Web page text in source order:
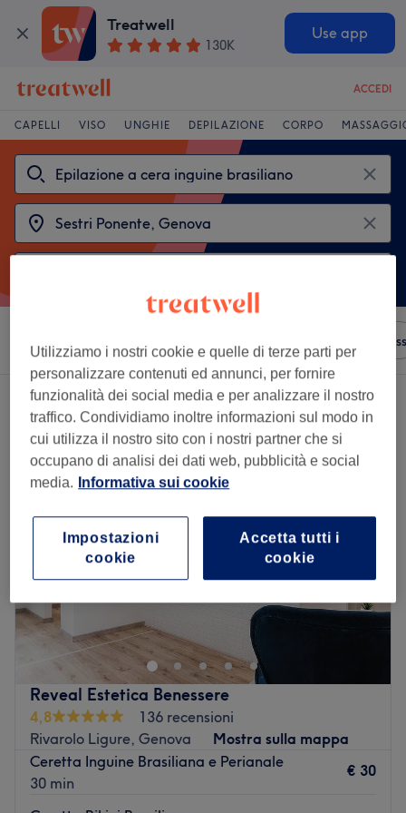
Treatwell
130K
Use app
ACCEDI
CAPELLI VISO UNGHIE DEPILAZIONE CORPO
Offerte Express
2 saloni che offrono:
epilazione a cera inguine brasiliano vicino Sestri Ponente, Genova
Reveal Estetica Benessere
4,8
136 recensioni
Rivarolo Ligure, Genova
Mostra sulla mappa
Ceretta Inguine Brasiliana e Perianale
30 min
€ 30
Utilizziamo i nostri cookie e quelle di terze parti per
personalizzare contenuti ed annunci, per fornire
funzionalità dei social media e per analizzare il nostro
traffico. Condividiamo inoltre informazioni sul modo in
cui utilizza il nostro sito con i nostri partner che si
occupano di analisi dei dati web, pubblicità e social
media. Informativa sui cookie
Accetta tutti i
cookie
Impostazioni
cookie